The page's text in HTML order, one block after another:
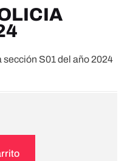
S01 del año 2024